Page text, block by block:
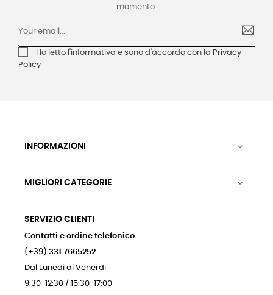
momento.
Ho letto l'informativa e sono d'accordo con la Privacy
Policy
INFORMAZIONI 
MIGLIORI CATEGORIE 
SERVIZIO CLIENTI
Contatti e ordine telefonico
(+39) 331 7665252
Dal Lunedì al Venerdi
9:30-12:30 / 15:30-17:00